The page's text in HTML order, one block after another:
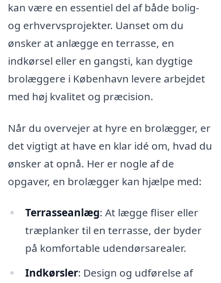
kan være en essentiel del af både bolig-
og erhvervsprojekter. Uanset om du
ønsker at anlægge en terrasse, en
indkørsel eller en gangsti, kan dygtige
brolæggere i København levere arbejdet
med høj kvalitet og præcision.
Når du overvejer at hyre en brolægger, er
det vigtigt at have en klar idé om, hvad du
ønsker at opnå. Her er nogle af de
opgaver, en brolægger kan hjælpe med:
Terrasseanlæg: At lægge fliser eller
træplanker til en terrasse, der byder
på komfortable udendørsarealer.
Indkørsler: Design og udførelse af